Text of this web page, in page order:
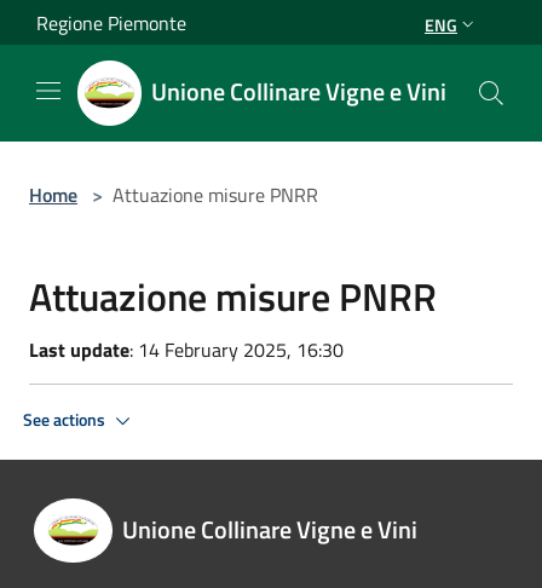
Salta al contenuto principale
Regione Piemonte ENG
Unione Collinare Vigne e Vini
Home > Attuazione misure PNRR
Attuazione misure PNRR
Last update: 14 February 2025, 16:30
See actions
Unione Collinare Vigne e Vini